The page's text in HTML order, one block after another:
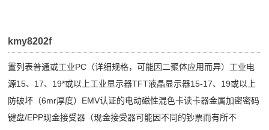
kmy8202f
置列表普通或工业PC（详细规格，可能因二聚体应用而异）工业电
源15、17、19*或以上工业显示器TFT液晶显示器15-17、19或以上
防破坏（6mr厚度）EMV认证的电动磁性混色卡读卡器金属加密密码
键盘/EPP现金接受器（现金接受器可能因不同的钞票而有所不